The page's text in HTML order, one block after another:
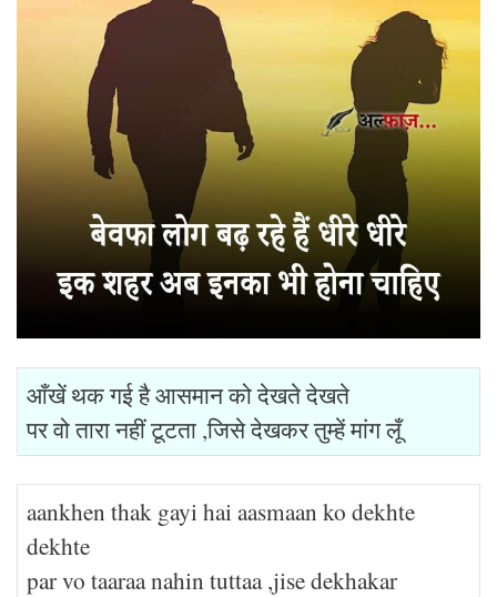
आँखें थक गई है आसमान को देखते देखते
पर वो तारा नहीं टूटता ,जिसे देखकर तुम्हें मांग लूँ
aankhen thak gayi hai aasmaan ko dekhte
dekhte
par vo taaraa nahin tuttaa ,jise dekhakar